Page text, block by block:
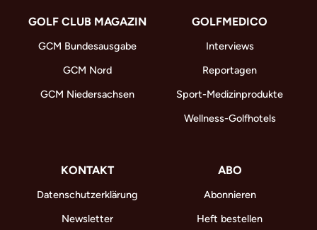
GOLF CLUB MAGAZIN
GCM Bundesausgabe
GCM Nord
GCM Niedersachsen
GOLFMEDICO
Interviews
Reportagen
Sport-Medizinprodukte
Wellness-Golfhotels
KONTAKT
Datenschutzerklärung
Newsletter
ABO
Abonnieren
Heft bestellen